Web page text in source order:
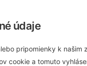
údaje
pripomienky k našim
cookie a tomuto